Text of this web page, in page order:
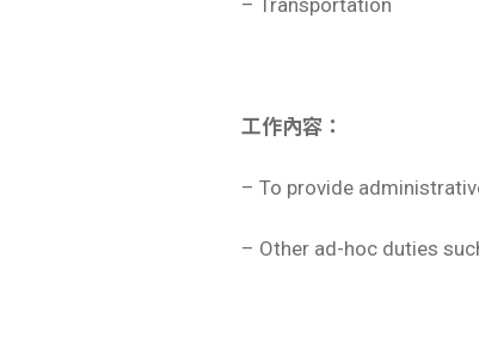
工作內容：
– To provide
– Other ad-hoc duties